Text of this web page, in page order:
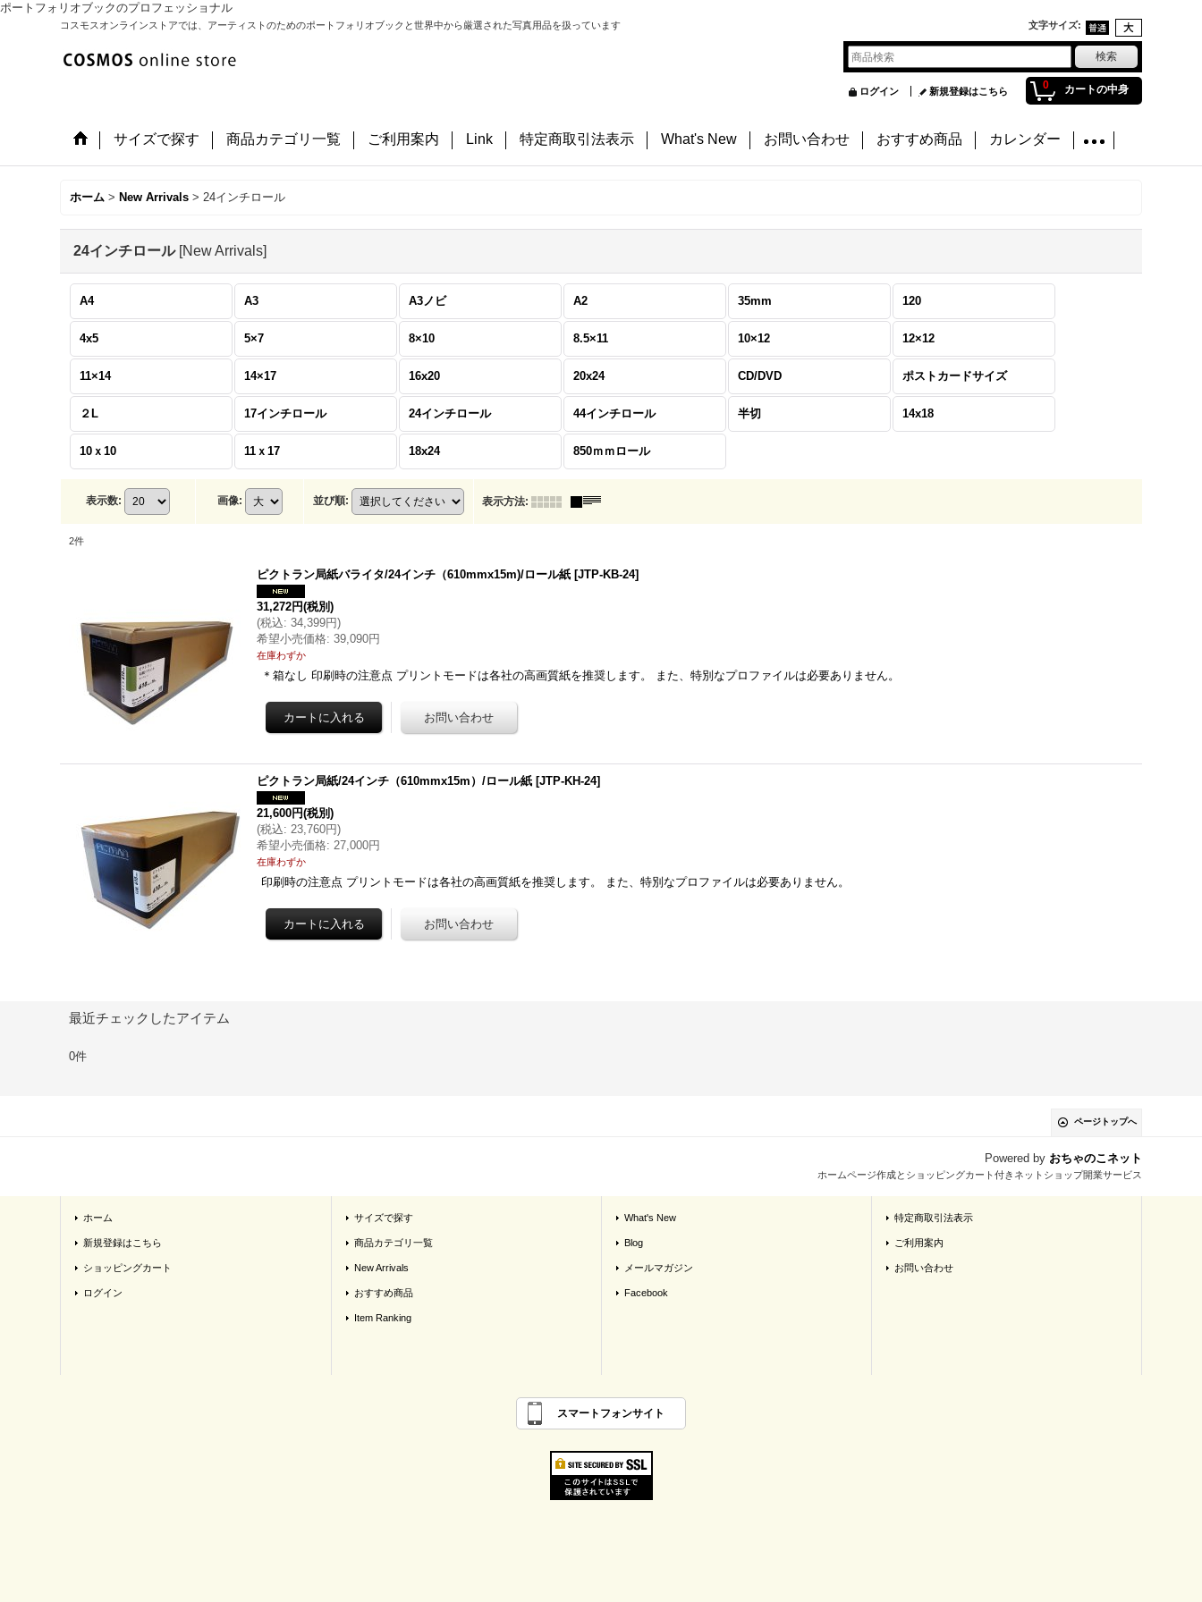
ポートフォリオブックのプロフェッショナル
コスモスオンラインストアでは、アーティストのためのポートフォリオブックと世界中から厳選された写真用品を扱っています 文字サイズ:
0 カートの中身
ログイン 新規登録はこちら
サイズで探す 商品カテゴリ一覧 ご利用案内 Link 特定商取引法表示 What's New お問い合わせ おすすめ商品 カレンダー
ホーム > New Arrivals > 24インチロール
24インチロール [New Arrivals]
A4 A3 A3ノビ A2 35mm 120
4x5 5×7 8×10 8.5×11 10×12 12×12
11×14 14×17 16x20 20x24 CD/DVD ポストカードサイズ
２L 17インチロール 24インチロール 44インチロール 半切 14x18
10ｘ10 11ｘ17 18x24 850ｍｍロール
表示数: 画像: 並び順: 表示方法:
2件
ピクトラン局紙バライタ/24インチ（610mmx15m)/ロール紙 [JTP-KB-24]
31,272円(税別)
(税込: 34,399円)
希望小売価格: 39,090円
在庫わずか
＊箱なし 印刷時の注意点 プリントモードは各社の高画質紙を推奨します。 また、特別なプロファイルは必要ありません。
ピクトラン局紙/24インチ（610mmx15m）/ロール紙 [JTP-KH-24]
21,600円(税別)
(税込: 23,760円)
希望小売価格: 27,000円
在庫わずか
印刷時の注意点 プリントモードは各社の高画質紙を推奨します。 また、特別なプロファイルは必要ありません。
最近チェックしたアイテム
0件
ページトップへ
Powered by おちゃのこネット
ホームページ作成とショッピングカート付きネットショップ開業サービス
ホーム
新規登録はこちら
ショッピングカート
ログイン
サイズで探す
商品カテゴリ一覧
New Arrivals
おすすめ商品
Item Ranking
What's New
Blog
メールマガジン
Facebook
特定商取引法表示
ご利用案内
お問い合わせ
スマートフォンサイト